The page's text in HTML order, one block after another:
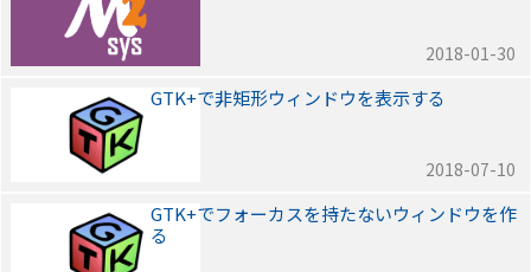
2018-01-30
GTK+で非矩形ウィンドウを表示する
2018-07-10
GTK+でフォーカスを持たないウィンドウを作
る